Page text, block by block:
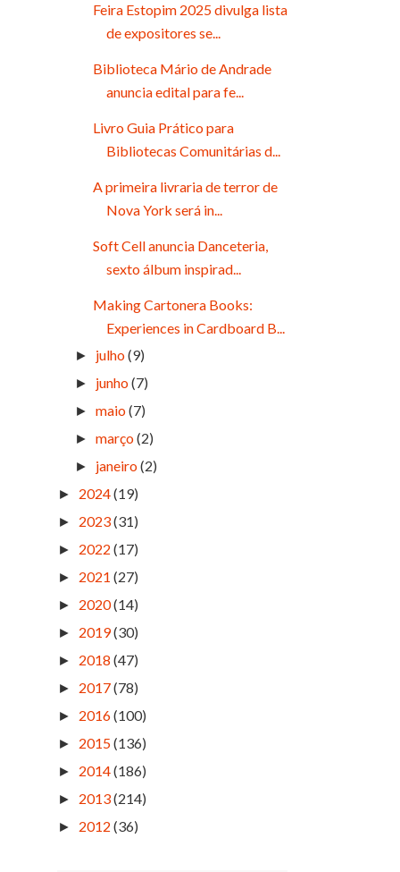
Feira Estopim 2025 divulga lista
de expositores se...
Biblioteca Mário de Andrade
anuncia edital para fe...
Livro Guia Prático para
Bibliotecas Comunitárias d...
A primeira livraria de terror de
Nova York será in...
Soft Cell anuncia Danceteria,
sexto álbum inspirad...
Making Cartonera Books:
Experiences in Cardboard B...
► julho(9)
► junho(7)
►maio(7)
►março(2)
► janeiro(2)
► 2024(19)
► 2023(31)
► 2022 (17)
► 2021 (27)
► 2020(14)
► 2019(30)
► 2018 (47)
► 2017(78)
► 2016(100)
► 2015(136)
► 2014(186)
► 2013(214)
► 2012 (36)